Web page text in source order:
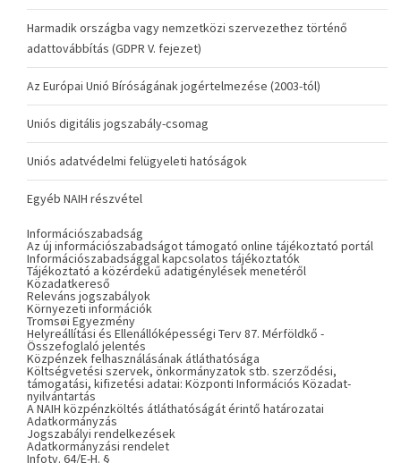
Harmadik országba vagy nemzetközi szervezethez történő
adattovábbítás (GDPR V. fejezet)
Az Európai Unió Bíróságának jogértelmezése (2003-tól)
Uniós digitális jogszabály-csomag
Uniós adatvédelmi felügyeleti hatóságok
Egyéb NAIH részvétel
Információszabadság
Az új információszabadságot támogató online tájékoztató portál
Információszabadsággal kapcsolatos tájékoztatók
Tájékoztató a közérdekű adatigénylések menetéről
Közadatkereső
Releváns jogszabályok
Környezeti információk
Tromsøi Egyezmény
Helyreállítási és Ellenállóképességi Terv 87. Mérföldkő -
Összefoglaló jelentés
Közpénzek felhasználásának átláthatósága
Költségvetési szervek, önkormányzatok stb. szerződési,
támogatási, kifizetési adatai: Központi Információs Közadat-
nyilvántartás
A NAIH közpénzköltés átláthatóságát érintő határozatai
Adatkormányzás
Jogszabályi rendelkezések
Adatkormányzási rendelet
Infotv. 64/E-H. §